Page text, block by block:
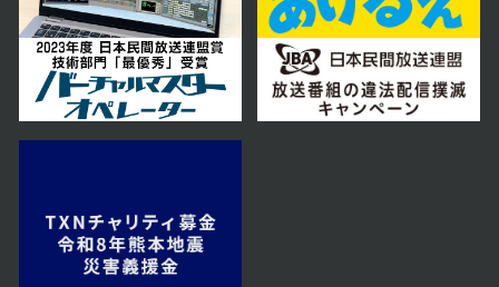
2024年01月04日 放送
第56話
第55話